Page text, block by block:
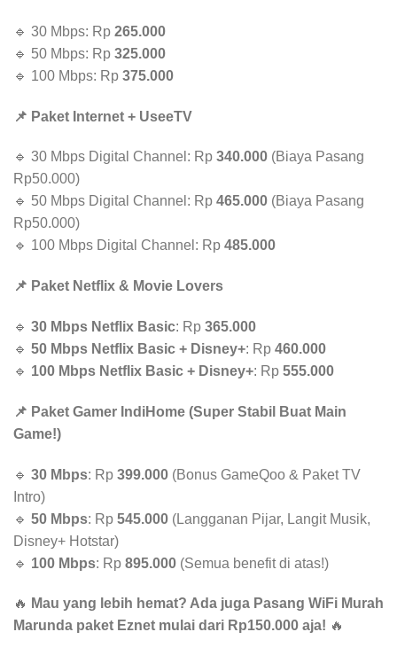
🔹 30 Mbps: Rp 265.000
🔹 50 Mbps: Rp 325.000
🔹 100 Mbps: Rp 375.000
📌 Paket Internet + UseeTV
🔹 30 Mbps Digital Channel: Rp 340.000 (Biaya Pasang
Rp50.000)
🔹 50 Mbps Digital Channel: Rp 465.000 (Biaya Pasang
Rp50.000)
🔹 100 Mbps Digital Channel: Rp 485.000
📌 Paket Netflix & Movie Lovers
🔹 30 Mbps Netflix Basic: Rp 365.000
🔹 50 Mbps Netflix Basic + Disney+: Rp 460.000
🔹 100 Mbps Netflix Basic + Disney+: Rp 555.000
📌 Paket Gamer IndiHome (Super Stabil Buat Main
Game!)
🔹 30 Mbps: Rp 399.000 (Bonus GameQoo & Paket TV
Intro)
🔹 50 Mbps: Rp 545.000 (Langganan Pijar, Langit Musik,
Disney+ Hotstar)
🔹 100 Mbps: Rp 895.000 (Semua benefit di atas!)
🔥 Mau yang lebih hemat? Ada juga Pasang WiFi Murah
Marunda paket Eznet mulai dari Rp150.000 aja! 🔥